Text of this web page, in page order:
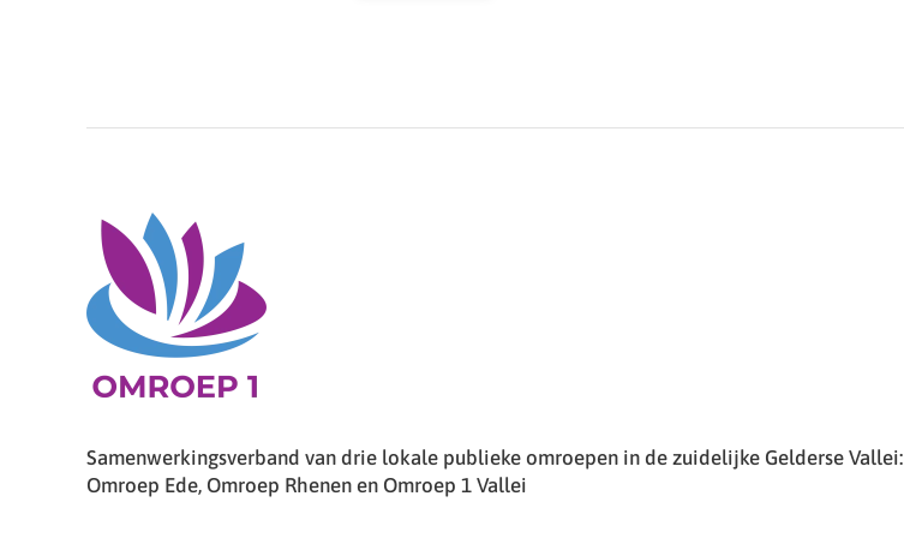
Samenwerkingsverband van drie lokale publieke omroepen in de zuidelijke Gelderse Vallei:
Omroep Ede, Omroep Rhenen en Omroep 1 Vallei